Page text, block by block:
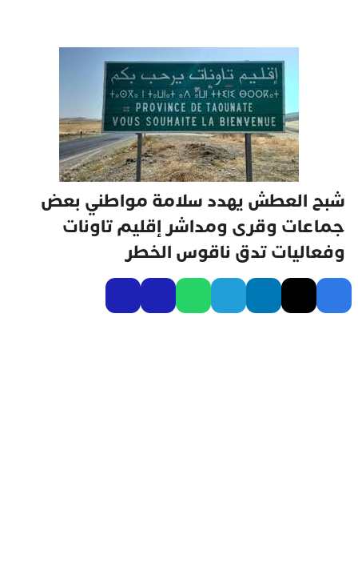
شبح العطش يهدد سلامة مواطني بعض
جماعات وقرى ومداشر إقليم تاونات
وفعاليات تدق ناقوس الخطر